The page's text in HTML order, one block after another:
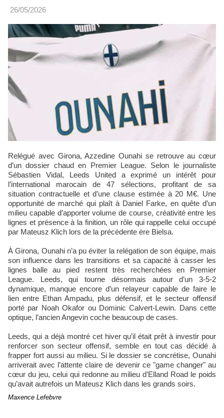
26/05/2026
Relégué avec Girona, Azzedine Ounahi se retrouve au cœur
d’un dossier chaud en Premier League. Selon le journaliste
Sébastien Vidal, Leeds United a exprimé un intérêt pour
l’international marocain de 47 sélections, profitant de sa
situation contractuelle et d’une clause estimée à 20 M€. Une
opportunité de marché qui plaît à Daniel Farke, en quête d’un
milieu capable d’apporter volume de course, créativité entre les
lignes et présence à la finition, un rôle qui rappelle celui occupé
par Mateusz Klich lors de la précédente ère Bielsa.
À Girona, Ounahi n’a pu éviter la relégation de son équipe, mais
son influence dans les transitions et sa capacité à casser les
lignes balle au pied restent très recherchées en Premier
League. Leeds, qui tourne désormais autour d’un 3-5-2
dynamique, manque encore d’un relayeur capable de faire le
lien entre Ethan Ampadu, plus défensif, et le secteur offensif
porté par Noah Okafor ou Dominic Calvert-Lewin. Dans cette
optique, l’ancien Angevin coche beaucoup de cases.
Leeds, qui a déjà montré cet hiver qu’il était prêt à investir pour
renforcer son secteur offensif, semble en tout cas décidé à
frapper fort aussi au milieu. Si le dossier se concrétise, Ounahi
arriverait avec l’attente claire de devenir ce "game changer" au
cœur du jeu, celui qui redonne au milieu d’Elland Road le poids
qu’avait autrefois un Mateusz Klich dans les grands soirs.
Maxence Lefebvre